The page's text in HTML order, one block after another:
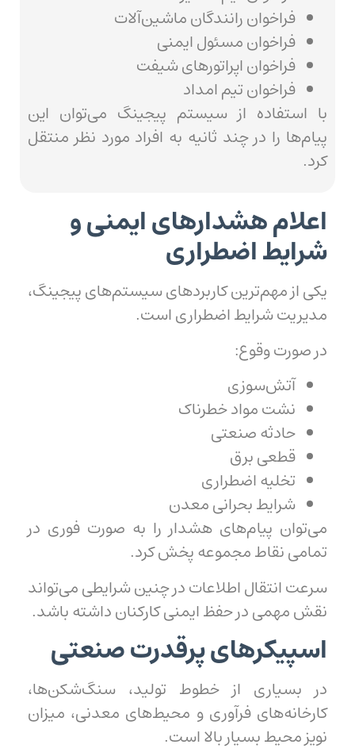
فراخوان رانندگان ماشین‌آلات
فراخوان مسئول ایمنی
فراخوان اپراتورهای شیفت
فراخوان تیم امداد
با استفاده از سیستم پیجینگ می‌توان این
پیام‌ها را در چند ثانیه به افراد مورد نظر منتقل
کرد.
اعلام هشدارهای ایمنی و
شرایط اضطراری
یکی از مهم‌ترین کاربردهای سیستم‌های پیجینگ،
مدیریت شرایط اضطراری است.
در صورت وقوع:
آتش‌سوزی
نشت مواد خطرناک
حادثه صنعتی
قطعی برق
تخلیه اضطراری
شرایط بحرانی معدن
می‌توان پیام‌های هشدار را به صورت فوری در
تمامی نقاط مجموعه پخش کرد.
سرعت انتقال اطلاعات در چنین شرایطی می‌تواند
نقش مهمی در حفظ ایمنی کارکنان داشته باشد.
اسپیکرهای پرقدرت صنعتی
در بسیاری از خطوط تولید، سنگ‌شکن‌ها،
کارخانه‌های فرآوری و محیط‌های معدنی، میزان
نویز محیط بسیار بالا است.